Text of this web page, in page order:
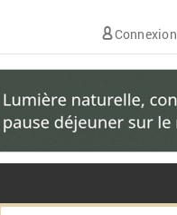
Connexion